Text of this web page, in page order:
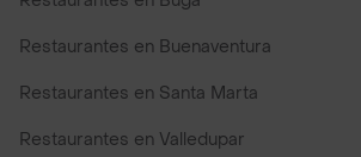
Restaurantes en Buenaventura
Restaurantes en Santa Marta
Restaurantes en Valledupar